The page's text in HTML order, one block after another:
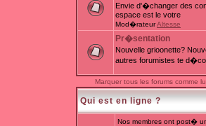
Envie d'�changer des
espace est le votre
Mod�rateurAltesse
Pr�sentation
Nouvelle grioonette?
autres forumistes te
Marquer tous les forums comme
Qui est en ligne ?
Nos membres ont post�